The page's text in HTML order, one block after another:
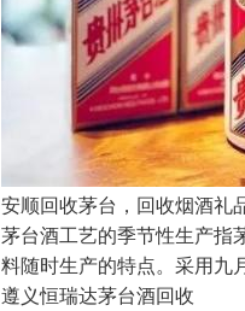
安顺回收茅台，回收烟酒礼
茅台酒工艺的季节性生产指
料随时生产的特点。采用九
遵义恒瑞达茅台酒回收